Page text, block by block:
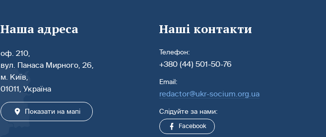
Наша адреса
оф. 210,
вул. Панаса Мирного, 26,
м. Київ,
01011, Україна
Показати на мапі
Наші контакти
Телефон:
+380 (44) 501-50-76
Email:
redactor@ukr-socium.org.ua
Слідуйте за нами:
Facebook